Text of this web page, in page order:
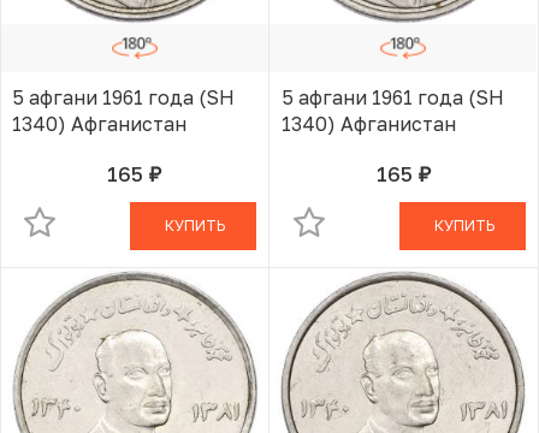
5 афгани 1961 года (SH
1340) Афганистан
165 руб.В КОРЗИНЕ
КУПИТЬ
5 афгани 1961 года (SH
1340) Афганистан
165 руб.В КОРЗИНЕ
КУПИТЬ